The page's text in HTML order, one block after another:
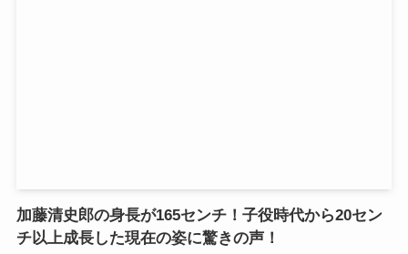
加藤清史郎の身長が165センチ！子役時代から20セン
チ以上成長した現在の姿に驚きの声！